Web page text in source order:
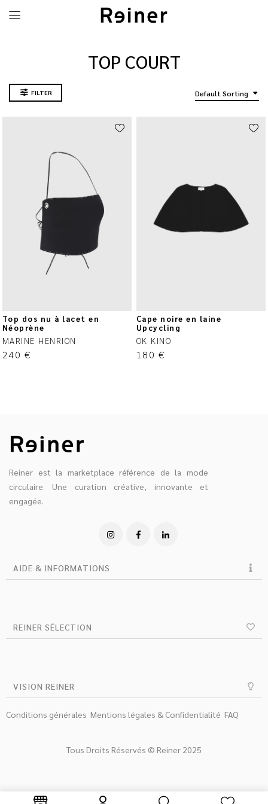
TOP COURT
FILTER Default Sorting
Top dos nu à lacet en
Néoprène
MARINE HENRION
240 €
Cape noire en laine
Upcycling
OK KINO
180 €
Reiner est la marketplace référence de la mode
circulaire. Une curation créative, innovante et
engagée.
AIDE & INFORMATIONS
REINER SÉLECTION
VISION REINER
Conditions générales Mentions légales & Confidentialité FAQ
Tous Droits Réservés © Reiner 2025